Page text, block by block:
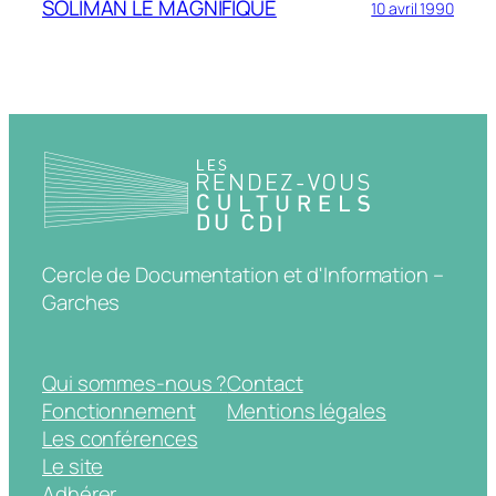
SOLIMAN LE MAGNIFIQUE 10 avril 1990
Cercle de Documentation et d'Information –
Garches
Qui sommes-nous ?
Fonctionnement
Les conférences
Le site
Contact
Mentions légales